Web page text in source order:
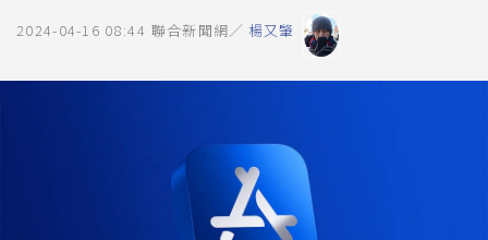
2024-04-16 08:44 聯合新聞網／ 楊又肇